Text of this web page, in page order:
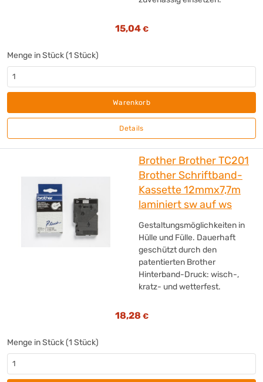
15,04€
Menge in Stück (1 Stück)
Warenkorb
Details
Brother Brother TC201
Brother Schriftband-
Kassette 12mmx7,7m
laminiert sw auf ws
Gestaltungsmöglichkeiten in
Hülle und Fülle. Dauerhaft
geschützt durch den
patentierten Brother
Hinterband-Druck: wisch-,
kratz- und wetterfest.
18,28 €
Menge in Stück (1 Stück)